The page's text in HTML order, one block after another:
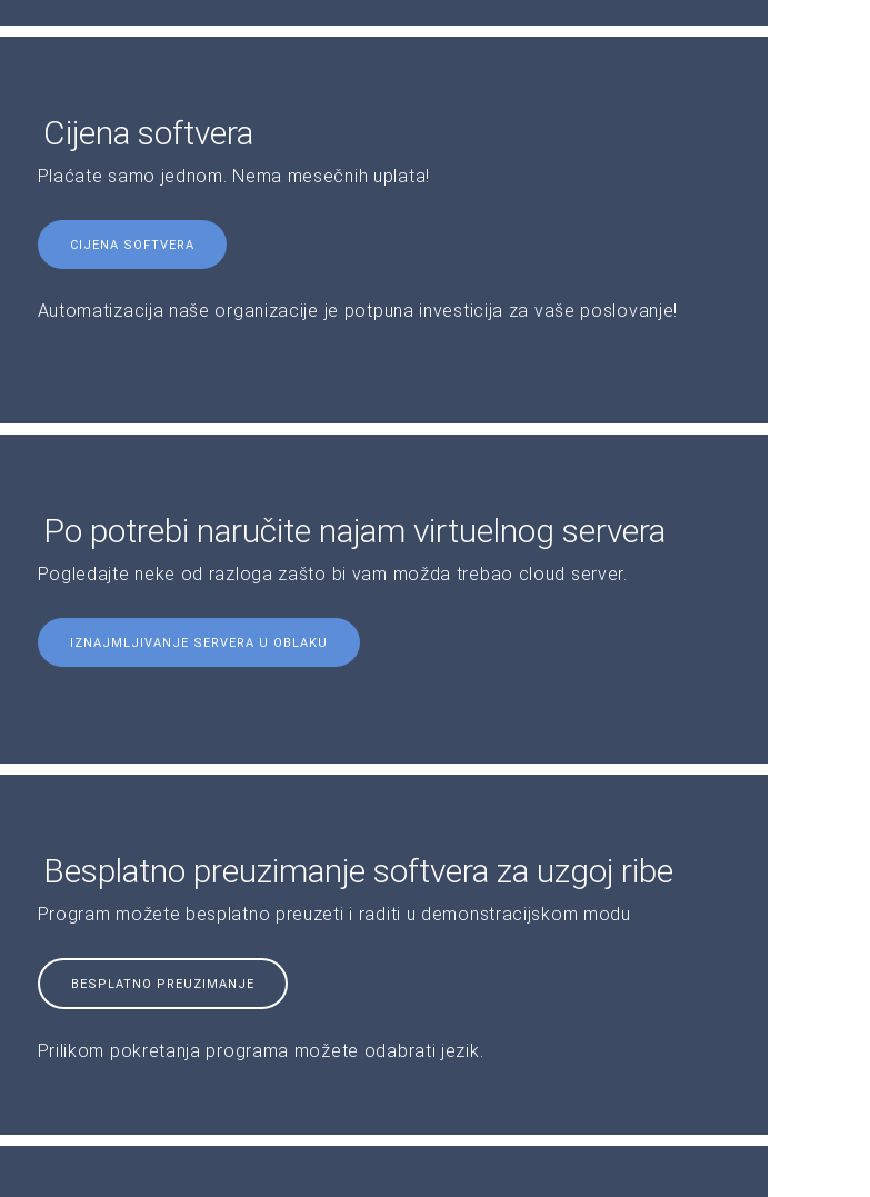
Cijena softvera
Plaćate samo jednom. Nema mesečnih uplata!
CIJENA SOFTVERA
Automatizacija naše organizacije je potpuna investicija za vaše poslovanje!
Po potrebi naručite najam virtuelnog servera
Pogledajte neke od razloga zašto bi vam možda trebao cloud server.
IZNAJMLJIVANJE SERVERA U OBLAKU
Besplatno preuzimanje softvera za uzgoj ribe
Program možete besplatno preuzeti i raditi u demonstracijskom modu
BESPLATNO PREUZIMANJE
Prilikom pokretanja programa možete odabrati jezik.